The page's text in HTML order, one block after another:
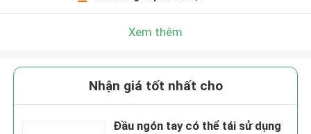
Xem thêm
Nhận giá tốt nhất cho
Đầu ngón tay có thể tái sử dụng